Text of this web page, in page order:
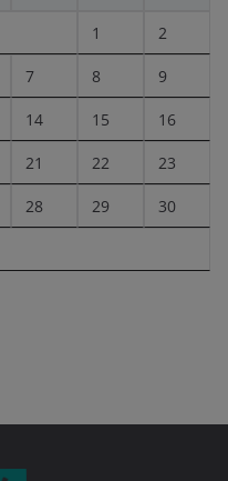
1 2
7 8 9
14 15 16
21 22 23
28 29 30